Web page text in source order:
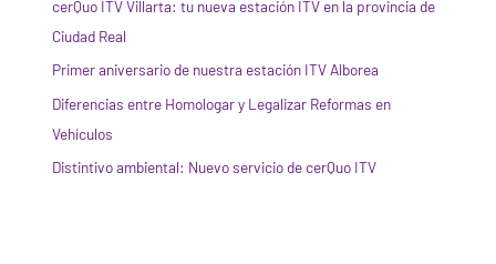
cerQuo ITV Villarta: tu nueva estación ITV en la provincia de
Ciudad Real
Primer aniversario de nuestra estación ITV Alborea
Diferencias entre Homologar y Legalizar Reformas en
Vehículos
Distintivo ambiental: Nuevo servicio de cerQuo ITV